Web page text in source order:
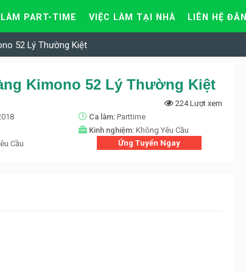
PART-TIME VIỆC LÀM TẠI NHÀ LIÊN HỆ
52 Lý Thường Kiệt
Kimono 52 Lý Thường Kiệt
224 Lượt xem
Ca làm: Parttime
Kinh nghiệm: Không Yêu Cầu
Cầu Ứng Tuyển Ngay